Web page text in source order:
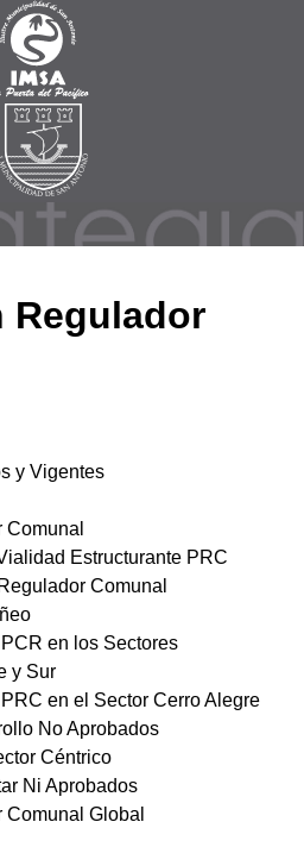
Regulador
y Vigentes
Estructurante PRC
Comunal
en los Sectores
y Sur
en el Sector Cerro Alegre
No Aprobados
Céntrico
Ni Aprobados
Global